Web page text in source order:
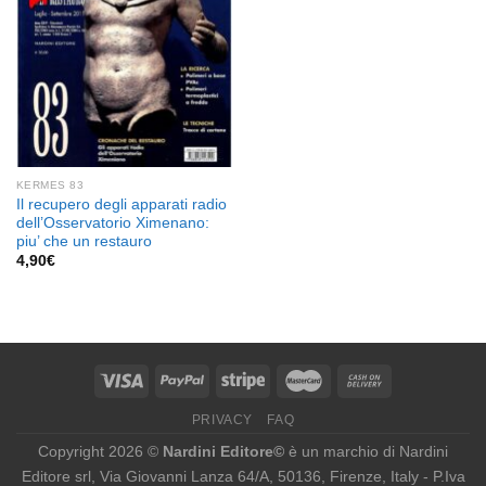
KERMES 83
Il recupero degli apparati radio
dell’Osservatorio Ximenano:
piu’ che un restauro
4,90€
PRIVACY FAQ
Copyright 2026 © Nardini Editore© è un marchio di Nardini
Editore srl, Via Giovanni Lanza 64/A, 50136, Firenze, Italy - P.Iva